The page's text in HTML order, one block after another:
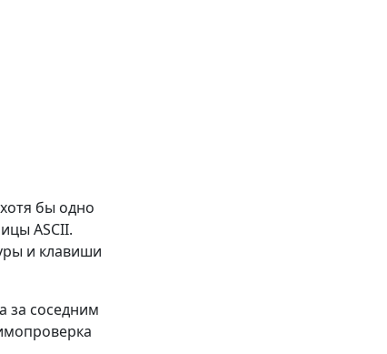
бы одно
ASCII.
и клавиши
за соседним